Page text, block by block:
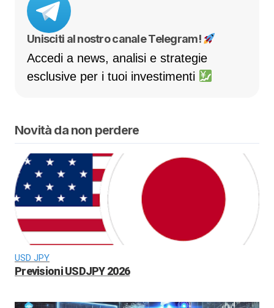
Unisciti al nostro canale Telegram!
Accedi a news, analisi e strategie
esclusive per i tuoi investimenti
Novità da non perdere
USD JPY
Previsioni USDJPY 2026